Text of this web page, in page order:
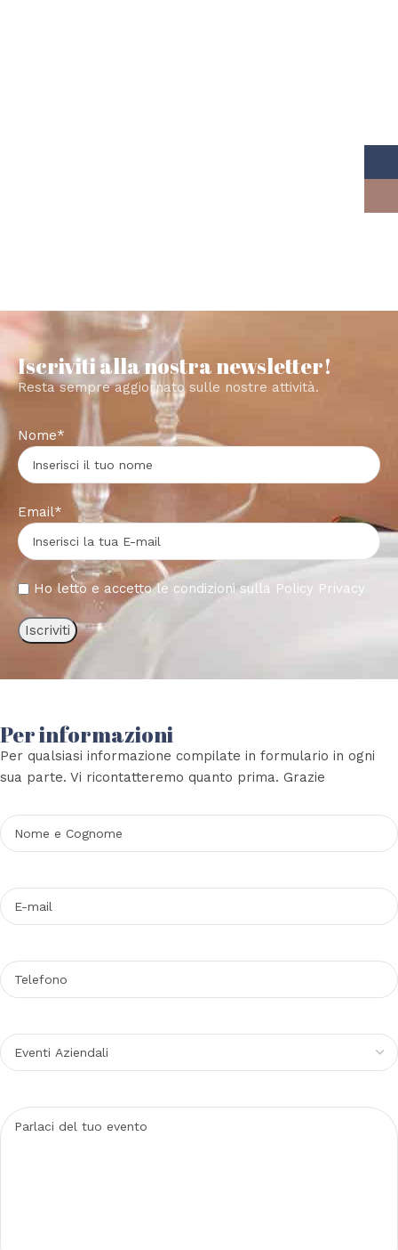
Iscriviti alla nostra newsletter!
Resta sempre aggiornato sulle nostre attività.
Nome*
Email*
Ho letto e accetto le condizioni sulla Policy Privacy
Per informazioni
Per qualsiasi informazione compilate in formulario in ogni
sua parte. Vi ricontatteremo quanto prima. Grazie